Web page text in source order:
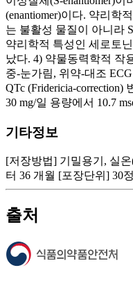
기타정보
[저장방법] 기밀용기, 실
터 36 개월 [포장단위] 30
출처